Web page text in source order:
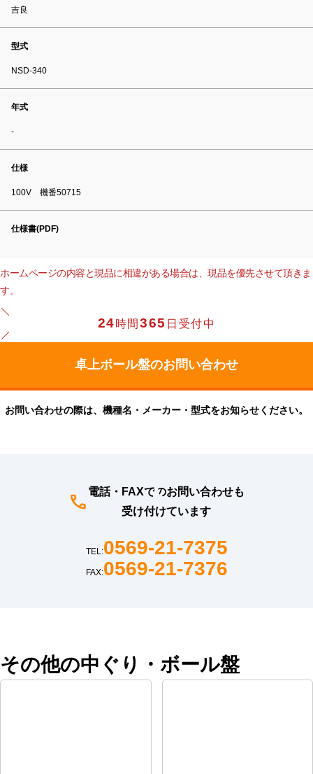
吉良
型式
NSD-340
年式
-
仕様
100V 機番50715
仕様書(PDF)
ホームページの内容と現品に相違がある場合は、現品を優先させて頂きま
す。
24時間365 日受付中
お問い合わせの際は、機種名・メーカー・型式をお知らせください。
電話・FAXでのお問い合わせも
受け付けています
TEL:0569-21-7375
FAX:0569-21-7376
その他の中ぐり・ボール盤